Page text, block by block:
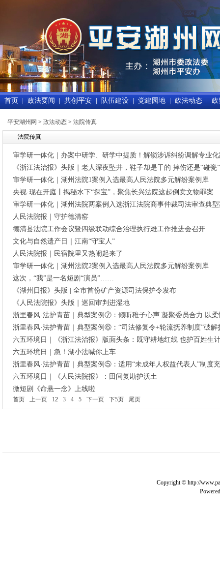
首页 政法要闻 共创平安 队伍建设 党建园地 政法动态 政
平安湖州网 > 政法动态 > 法院传真
法院传真
审学研一体化｜办案中研学、研学中提质！解锁涉诉纠纷调解专业
《浙江法治报》头版｜老人深夜坠井，鞋子却是干的 摔伤还是“碰瓷
审学研一体化｜湖州法院1案例入选最高人民法院多元解纷案例库
央视·现在开庭丨揭秘水下“探宝”，聚焦长兴法院这起倒卖文物罪案
审学研一体化｜湖州法院两案例入选浙江法院商事仲裁司法审查典
人民法院报｜守护德清窑
德清县法院工作会议暨四级联动综合治理执行难工作推进会召开
文化与自然遗产日｜江南“守宝人”
人民法院报｜民宿院里又热闹起来了
审学研一体化｜湖州法院2案例入选最高人民法院多元解纷案例库
这次，“我”是一名短剧“演员”……
《湖州日报》头版 | 全市首份矿产资源司法保护令发布
《人民法院报》头版｜巡回审判进湿地
浙里春风·法护青苗｜典型案例⑦：倾听稚子心声 凝聚委员合力 以
浙里春风·法护青苗｜典型案例⑥：“司法修复令+轮流抚养制度”破解
六五环境日｜《浙江法治报》版面头条：既守耕地红线 也护百姓生
六五环境日｜急！湖小法喊你上车
浙里春风·法护青苗｜典型案例⑤：适用“未成年人权益代表人”制度
六五环境日｜《人民法院报》：田间复勘护沃土
微短剧《命悬一念》上线啦
首页 上一页 12 3 4 5 下一页 下5页 尾页
Copyright © http://